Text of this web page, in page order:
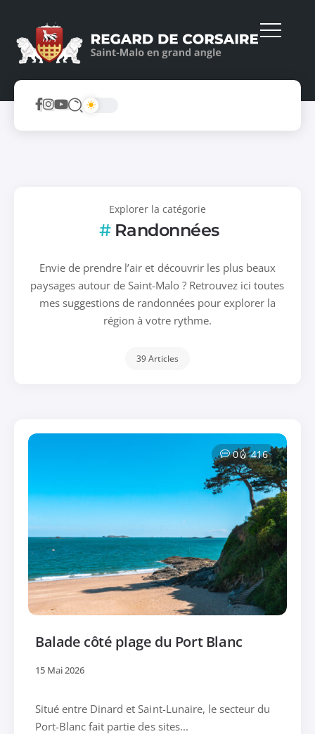
Explorer la catégorie
Randonnées
Envie de prendre l’air et découvrir les plus beaux
paysages autour de Saint-Malo ? Retrouvez ici toutes
mes suggestions de randonnées pour explorer la
région à votre rythme.
39 Articles
0 416
Balade côté plage du Port Blanc
15 Mai 2026
Situé entre Dinard et Saint-Lunaire, le secteur du
Port-Blanc fait partie des sites...